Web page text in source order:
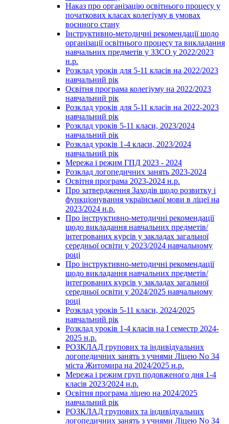
Наказ про організацію освітнього процесу у
початкових класах колегіуму в умовах
воєнного стану
Інструктивно-методичні рекомендації щодо
організації освітнього процесу та викладання
навчальних предметів у ЗЗСО у 2022/2023
н.р.
Розклад уроків для 5-11 класів на 2022/2023
навчальний рік
Освітня програма колегіуму на 2022/2023
навчальний рік
Розклад уроків для 5-11 класів на 2022-2023
навчальний рік
Розклад уроків 5-11 класи, 2023/2024
навчальний рік
Розклад уроків 1-4 класи, 2023/2024
навчальний рік
Мережа і режим ГПД 2023 - 2024
Розклад логопедичних занять 2023-2024
Освітня програма 2023-2024 н.р.
Про затвердження Заходів щодо розвитку і
функціонування української мови в ліцеї на
2023/2024 н.р.
Про інструктивно-методичні рекомендації
щодо викладання навчальних предметів/
інтегрованих курсів у закладах загальної
середньої освіти у 2023/2024 навчальному
році
Про інструктивно-методичні рекомендації
щодо викладання навчальних предметів/
інтегрованих курсів у закладах загальної
середньої освіти у 2024/2025 навчальному
році
Розклад уроків 5-11 класи, 2024/2025
навчальний рік
Розклад уроків 1-4 класів на І семестр 2024-
2025 н.р.
РОЗКЛАД групових та індивідуальних
логопедичних занять з учнями Ліцею No 34
міста Житомира на 2024/2025 н.р.
Мережа і режим груп подовженого дня 1-4
класів 2023/2024 н.р.
Освітня програма ліцею на 2024/2025
навчальний рік
РОЗКЛАД групових та індивідуальних
логопедичних занять з учнями Ліцею No 34